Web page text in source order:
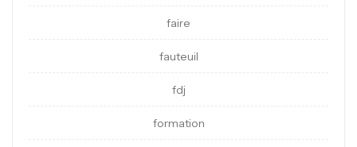
faire
fauteuil
fdj
formation